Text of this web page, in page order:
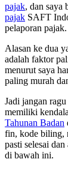
pajak, dan saya
pajak SAFT
pelaporan pajak.
Alasan ke dua
adalah faktor
menurut saya
paling murah
Jadi jangan
memiliki
Tahunan Badan
fin, kode biling,
pasti selesai
di bawah ini.